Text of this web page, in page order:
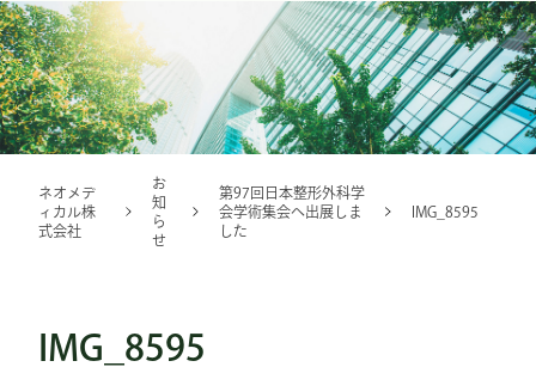
ネオメデ
ィカル株
式会社
お
知
ら
せ
第97回日本整形外科学
会学術集会へ出展しま
した
IMG_8595
IMG_8595